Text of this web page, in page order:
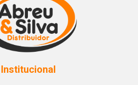
Institucional